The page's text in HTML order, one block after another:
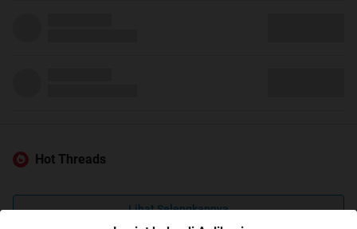
Hot Threads
Lihat Selengkapnya